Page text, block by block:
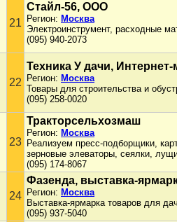
21
Стайл-56, ООО
Регион: Москва
Электроинструмент, расходные
(095) 940-2073
22
Техника У дачи,
Регион: Москва
Товары для строительства и
(095) 258-0020
23
Тракторсельхозмаш
Регион: Москва
Реализуем пресс-подборщики,
зерновые элеваторы, сеялки,
(095) 174-8067
24
Фазенда, выставка-
Регион: Москва
Выставка-ярмарка товаров для
(095) 937-5040